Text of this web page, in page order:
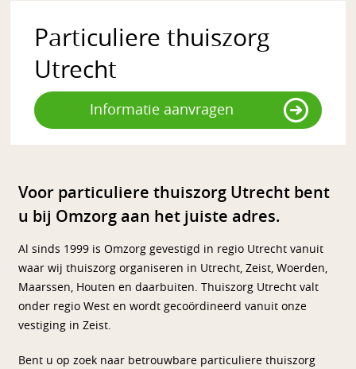
Particuliere thuiszorg
Utrecht
Informatie aanvragen
Voor particuliere thuiszorg Utrecht bent
u bij Omzorg aan het juiste adres.
Al sinds 1999 is Omzorg gevestigd in regio Utrecht vanuit
waar wij thuiszorg organiseren in Utrecht, Zeist, Woerden,
Maarssen, Houten en daarbuiten. Thuiszorg Utrecht valt
onder regio West en wordt gecoördineerd vanuit onze
vestiging in Zeist.
Bent u op zoek naar betrouwbare particuliere thuiszorg